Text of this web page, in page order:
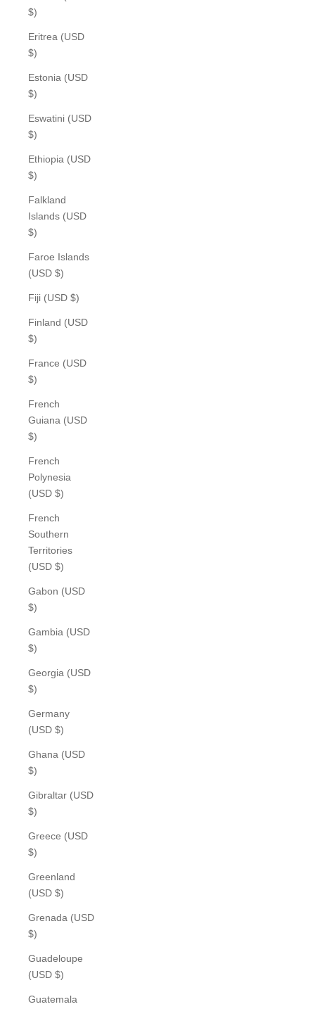
$)
Eritrea (USD
$)
Estonia (USD
$)
Eswatini (USD
$)
Ethiopia (USD
$)
Falkland
Islands (USD
$)
Faroe Islands
(USD $)
Fiji (USD $)
Finland (USD
$)
France (USD
$)
French
Guiana (USD
$)
French
Polynesia
(USD $)
French
Southern
Territories
(USD $)
Gabon (USD
$)
Gambia (USD
$)
Georgia (USD
$)
Germany
(USD $)
Ghana (USD
$)
Gibraltar (USD
$)
Greece (USD
$)
Greenland
(USD $)
Grenada (USD
$)
Guadeloupe
(USD $)
Guatemala